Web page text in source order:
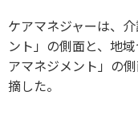
ケアマネジャーは、
ント」の側面と、地
アマネジメント」の
摘した。